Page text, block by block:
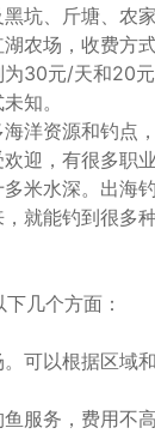
坑、斤塘、农
农场，收费方
30元/天和20
知。
洋资源和钓点
迎，有很多职
米水深。出海
就能钓到很多
几个方面：
可以根据区域
服务，费用不